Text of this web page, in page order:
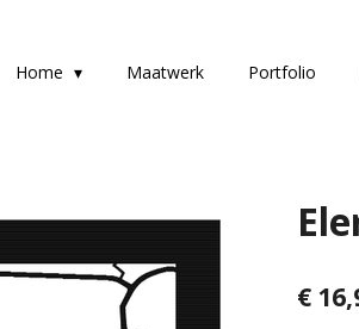
Home Maatwerk Portfolio
€